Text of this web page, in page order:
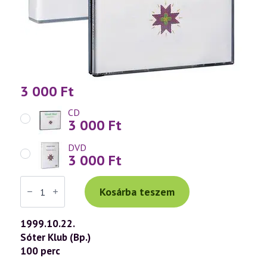
3 000 Ft
CD
3 000 Ft
DVD
3 000 Ft
Váradi
Tibor
előadás
(116)
—
Az
öngyógyítás
ábécéje
19.
Kosárba teszem
1999.10.22.
Sóter Klub (Bp.)
100 perc